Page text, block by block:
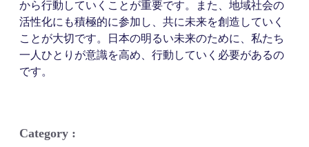
から行動していくことが重要です。また、地域社会の
活性化にも積極的に参加し、共に未来を創造していく
ことが大切です。日本の明るい未来のために、私たち
一人ひとりが意識を高め、行動していく必要があるの
です。
Category :